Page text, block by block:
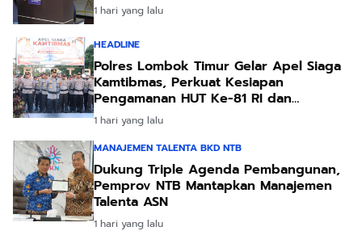
1 hari yang lalu
HEADLINE
Polres Lombok Timur Gelar Apel Siaga
Kamtibmas, Perkuat Kesiapan
Pengamanan HUT Ke-81 RI dan
Kunjungan Kapolri
1 hari yang lalu
MANAJEMEN TALENTA BKD NTB
Dukung Triple Agenda Pembangunan,
Pemprov NTB Mantapkan Manajemen
Talenta ASN
1 hari yang lalu